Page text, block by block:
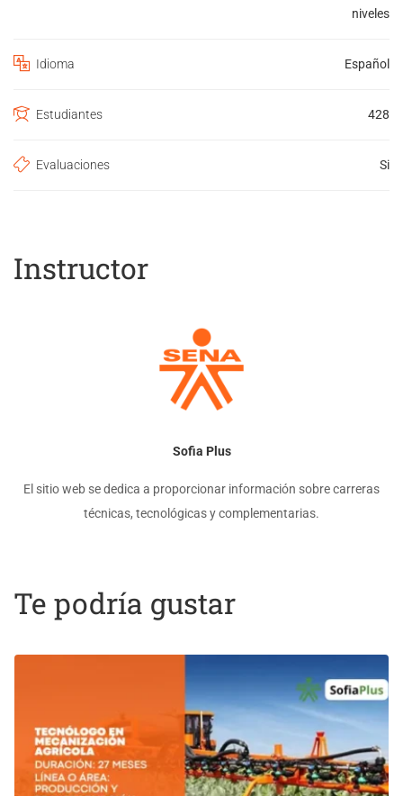
niveles
Idioma Español
Estudiantes 428
Evaluaciones Si
Instructor
Sofia Plus
El sitio web se dedica a proporcionar información sobre carreras
técnicas, tecnológicas y complementarias.
Te podría gustar